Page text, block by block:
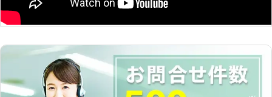
より ただ駆除するだけでなく、再発
もありません。 現地スタッフ一同、
日々サービスの質を高めております。